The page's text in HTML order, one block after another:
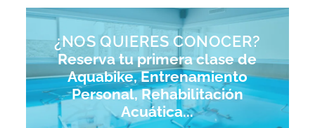
¿NOS QUIERES CONOCER?
Reserva tu primera clase de
Aquabike, Entrenamiento
Personal, Rehabilitación
Acuática...